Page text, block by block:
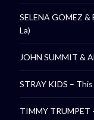
SELENA GOMEZ &
La)
JOHN SUMMIT &
STRAY KIDS –
TIMMY TRUMPET